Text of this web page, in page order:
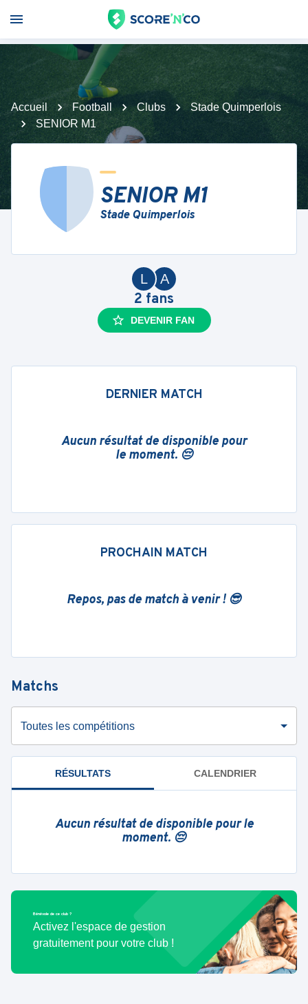
Accueil Football Clubs
Stade Quimperlois
SENIOR M1
SENIOR M1
Stade Quimperlois
A
L
2 fans
DEVENIR FAN
DERNIER MATCH
Aucun résultat de disponible pour
le moment. 😔
PROCHAIN MATCH
Repos, pas de match à venir ! 😎
Matchs
Toutes les compétitions
RÉSULTATS CALENDRIER
Aucun résultat de disponible pour le
moment. 😔
Bénévole de ce club ?
Activez l'espace de gestion
gratuitement pour votre club !